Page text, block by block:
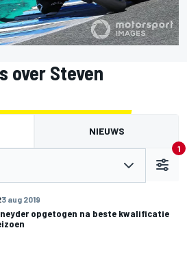
over Steven
NIEUWS
1
3 aug 2019
opgetogen na beste kwalificatie